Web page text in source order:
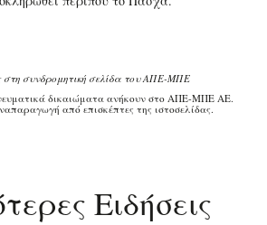
στη συνδρομητική σελίδα του ΑΠΕ-ΜΠΕ
δικαιώματα ανήκουν στο ΑΠΕ-ΜΠΕ ΑΕ.
από επισκέπτες της ιστοσελίδας.
Ειδήσεις